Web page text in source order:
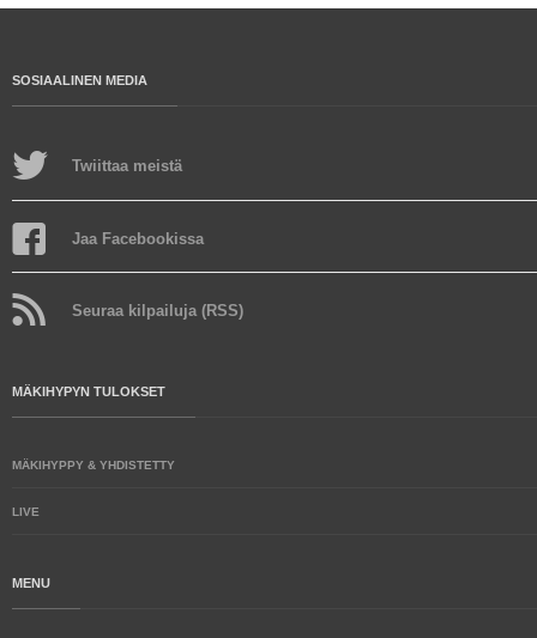
SOSIAALINEN MEDIA
Twiittaa meistä
Jaa Facebookissa
Seuraa kilpailuja (RSS)
MÄKIHYPYN TULOKSET
MÄKIHYPPY & YHDISTETTY
LIVE
MENU